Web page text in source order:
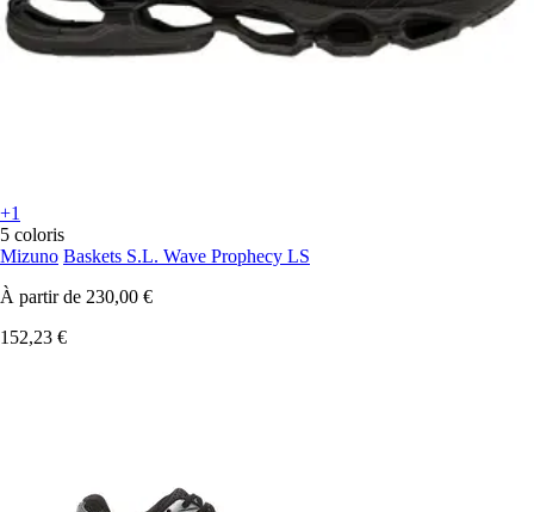
+1
5 coloris
Mizuno Baskets S.L. Wave Prophecy LS
À partir de 230,00 €
152,23 €